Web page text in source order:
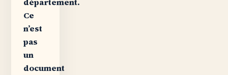
Ce
n’est
pas
un
document